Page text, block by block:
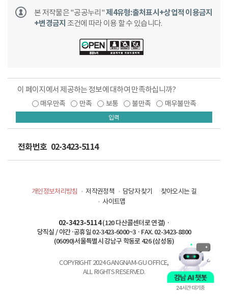
본 저작물은 "공공누리"제4유형:출처표시+상업적 이용금지
+변경금지 조건에 따라 이용 할 수 있습니다.
이 페이지에서 제공하는 정보에 대하여 만족하십니까?
매우만족 만족 보통 불만족 매우불만족
입력
전화번호 02-3423-5114
개인정보처리방침 저작권정책 담당자 찾기
찾아오시는 길
사이트맵
02-3423-5114(120 다산콜센터로 연결) ·
당직실 / 야간·공휴일 02-3423-6000~3 · FAX. 02-3423-8800
(06090)서울특별시 강남구 학동로 426 (삼성동)
COPYRIGHT 2024 GANGNAM-GU OFFICE,
ALL RIGHTS RESERVED.